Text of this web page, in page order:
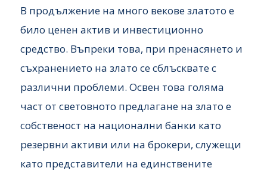
В продължение на много векове златото е
било ценен актив и инвестиционно
средство. Въпреки това, при пренасянето и
съхранението на злато се сблъсквате с
различни проблеми. Освен това голяма
част от световното предлагане на злато е
собственост на национални банки като
резервни активи или на брокери, служещи
като представители на единствените